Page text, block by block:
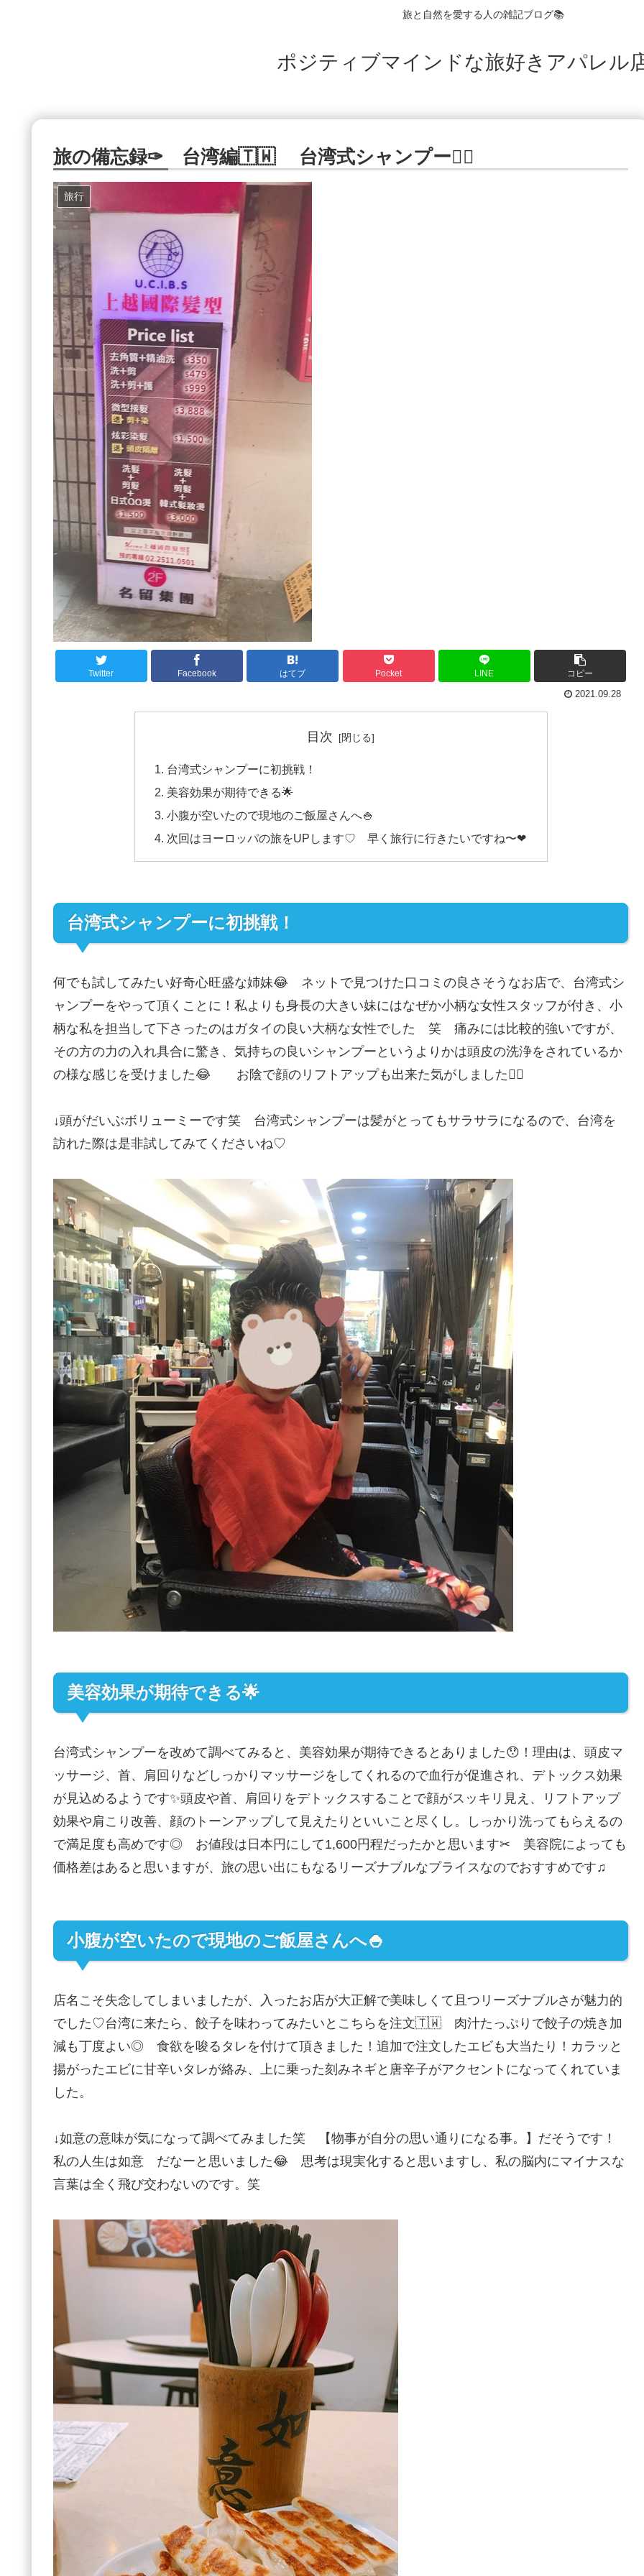
旅と自然を愛する人の雑記ブログ📚
ポジティブマインドな旅好きアパレル
旅の備忘録✑ 台湾編🇹🇼 台湾式シャンプー💇‍♀
旅行
Twitter Facebook はてブ Pocket LINE コピー
2021.09.28
目次
台湾式シャンプーに初挑戦！
美容効果が期待できる🌟
小腹が空いたので現地のご飯屋さんへ🍚
次回はヨーロッパの旅をUPします♡ 早く旅行に行きたいですね〜❤
台湾式シャンプーに初挑戦！
何でも試してみたい好奇心旺盛な姉妹😂 ネットで見つけた口コミの良さそうなお店で、台湾式シ
ャンプーをやって頂くことに！私よりも身長の大きい妹にはなぜか小柄な女性スタッフが付き、小
柄な私を担当して下さったのはガタイの良い大柄な女性でした 笑 痛みには比較的強いですが、
その方の力の入れ具合に驚き、気持ちの良いシャンプーというよりかは頭皮の洗浄をされているか
の様な感じを受けました😂 お陰で顔のリフトアップも出来た気がしました💇‍♀
↓頭がだいぶボリューミーです笑 台湾式シャンプーは髪がとってもサラサラになるので、台湾を
訪れた際は是非試してみてくださいね♡
美容効果が期待できる🌟
台湾式シャンプーを改めて調べてみると、美容効果が期待できるとありました😯！理由は、頭皮マ
ッサージ、首、肩回りなどしっかりマッサージをしてくれるので血行が促進され、デトックス効果
が見込めるようです✨頭皮や首、肩回りをデトックスすることで顔がスッキリ見え、リフトアップ
効果や肩こり改善、顔のトーンアップして見えたりといいこと尽くし。しっかり洗ってもらえるの
で満足度も高めです◎ お値段は日本円にして1,600円程だったかと思います✂ 美容院によっても
価格差はあると思いますが、旅の思い出にもなるリーズナブルなプライスなのでおすすめです♫
小腹が空いたので現地のご飯屋さんへ🍚
店名こそ失念してしまいましたが、入ったお店が大正解で美味しくて且つリーズナブルさが魅力的
でした♡台湾に来たら、餃子を味わってみたいとこちらを注文🇹🇼 肉汁たっぷりで餃子の焼き加
減も丁度よい◎ 食欲を唆るタレを付けて頂きました！追加で注文したエビも大当たり！カラッと
揚がったエビに甘辛いタレが絡み、上に乗った刻みネギと唐辛子がアクセントになってくれていま
した。
↓如意の意味が気になって調べてみました笑 【物事が自分の思い通りになる事。】だそうです！
私の人生は如意 だなーと思いました😂 思考は現実化すると思いますし、私の脳内にマイナスな
言葉は全く飛び交わないのです。笑